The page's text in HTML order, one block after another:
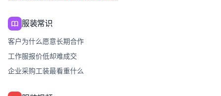
服装常识
客户为什么愿意长期合作
工作服报价低却难成交
企业采购工装最看重什么